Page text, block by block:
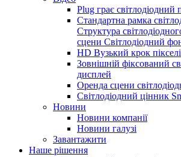
Plug грає світлодіодний
Стандартна рамка
Структура
сцени Світлодіодний
HD Вузький крок
Зовнішній фіксований
дисплей
Оренда сцени
Світлодіодний цінник
Новини
Новини компанії
Новини галузі
Завантажити
Наше рішення